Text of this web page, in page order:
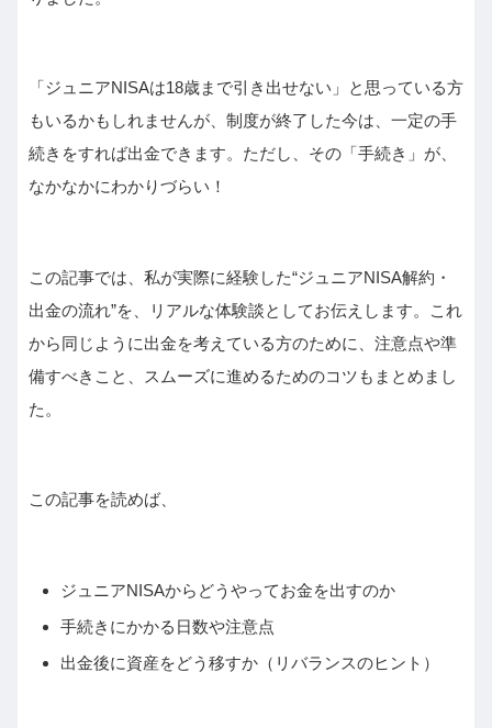
「ジュニアNISAは18歳まで引き出せない」と思っている方
もいるかもしれませんが、制度が終了した今は、一定の手
続きをすれば出金できます。ただし、その「手続き」が、
なかなかにわかりづらい！
この記事では、私が実際に経験した“ジュニアNISA解約・
出金の流れ”を、リアルな体験談としてお伝えします。これ
から同じように出金を考えている方のために、注意点や準
備すべきこと、スムーズに進めるためのコツもまとめまし
た。
この記事を読めば、
ジュニアNISAからどうやってお金を出すのか
手続きにかかる日数や注意点
出金後に資産をどう移すか（リバランスのヒント）